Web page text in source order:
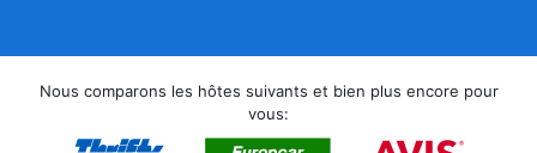
Nous comparons les hôtes suivants et bien plus encore pour
vous: